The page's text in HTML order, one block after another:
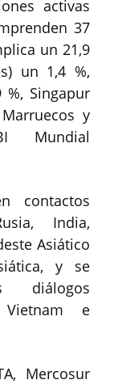
activas
37
un 21,9
un 1,4 %,
%, Singapur
y
Mundial
contactos
India,
Asiático
y se
diálogos
e
Mercosur